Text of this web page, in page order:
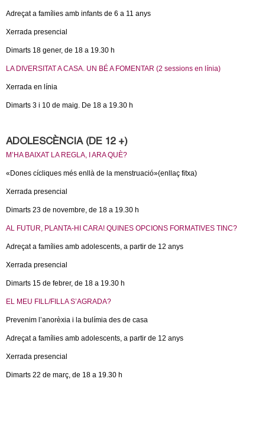
n
o
e
Adreçat a famílies amb infants de 6 a 11 anys
Xerrada presencial
Dimarts 18 gener, de 18 a 19.30 h
LA DIVERSITAT A CASA. UN BÉ A FOMENTAR (2 sessions en línia)
Xerrada en línia
Dimarts 3 i 10 de maig. De 18 a 19.30 h
ADOLESCÈNCIA (DE 12 +)
M’HA BAIXAT LA REGLA, I ARA QUÈ?
«Dones cícliques més enllà de la menstruació»(enllaç fitxa)
Xerrada presencial
Dimarts 23 de novembre, de 18 a 19.30 h
AL FUTUR, PLANTA-HI CARA! QUINES OPCIONS FORMATIVES TINC?
Adreçat a famílies amb adolescents, a partir de 12 anys
Xerrada presencial
Dimarts 15 de febrer, de 18 a 19.30 h
EL MEU FILL/FILLA S’AGRADA?
Prevenim l’anorèxia i la bulímia des de casa
Adreçat a famílies amb adolescents, a partir de 12 anys
Xerrada presencial
Dimarts 22 de març, de 18 a 19.30 h